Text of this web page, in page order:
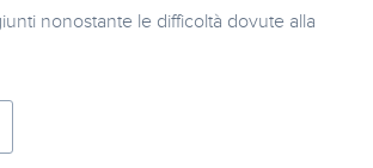
nonostante le difficoltà dovute alla